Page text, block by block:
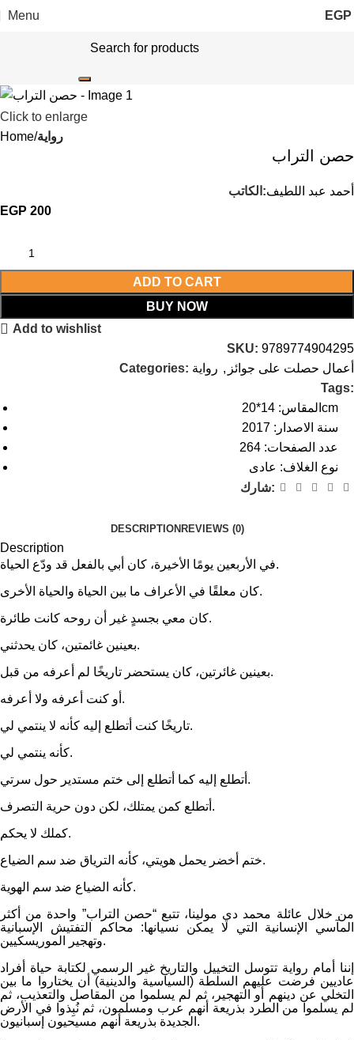
Menu EGP
Click to enlarge
Home رواية
حصن التراب
الكاتب:أحمد عبد اللطيف
EGP 200
ADD TO CART
BUY NOW
Add to wishlist
SKU: 9789774904295
Categories:
أعمال حصلت على جوائز , رواية
Tags:
المقاس: 14*20cm
سنة الاصدار: 2017
عدد الصفحات: 264
نوع الغلاف: عادى
شارك:
DESCRIPTIONREVIEWS (0)
Description
في الأربعين يومًا الأخيرة، كان أبي بالفعل قد ودّع الحياة.
كان معلقًا في الأعراف ما بين الحياة والحياة الأخرى.
كان معي بجسدٍ غير أن روحه كانت طائرة.
بعينين غائمتين، كان يحدثني.
بعينين غائرتين، كان يستحضر تاريخًا لم أعرفه من قبل.
أو كنت أعرفه ولا أعرفه.
تاريخًا كنت أتطلع إليه كأنه لا ينتمي لي.
كأنه ينتمي لي.
أتطلع إليه كما أتطلع إلى ختم مستدير حول سرتي.
أتطلع كمن يمتلك، لكن دون حرية التصرف.
كملك لا يحكم.
ختم أخضر يحمل هويتي، كأنه الترياق ضد سم الضياع.
كأنه الضياع ضد سم الهوية.
من خلال عائلة محمد دي مولينا، تتبع “حصن التراب” واحدة من أكثر
المآسي الإنسانية التي لا يمكن نسيانها: محاكم التفتيش الإسبانية
وتهجير الموريسكيين.
إننا أمام رواية تتوسل التخييل والتاريخ غير الرسمي لكتابة حياة أفراد
عاديين فرضت عليهم السلطة (السياسية والدينية) أن يختاروا ما بين
التخلي عن دينهم أو التهجير، ثم لم يسلموا من المقاصل والتعذيب، ثم
لم يسلموا من الطرد بذريعة أنهم عرب ومسلمون، ثم نُبِذوا في الأرض
الجديدة بذريعة أنهم مسيحيون إسبانيون.